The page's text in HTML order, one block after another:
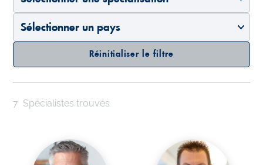
Réinitialiser le filtre
7 Spécialistes trouvés